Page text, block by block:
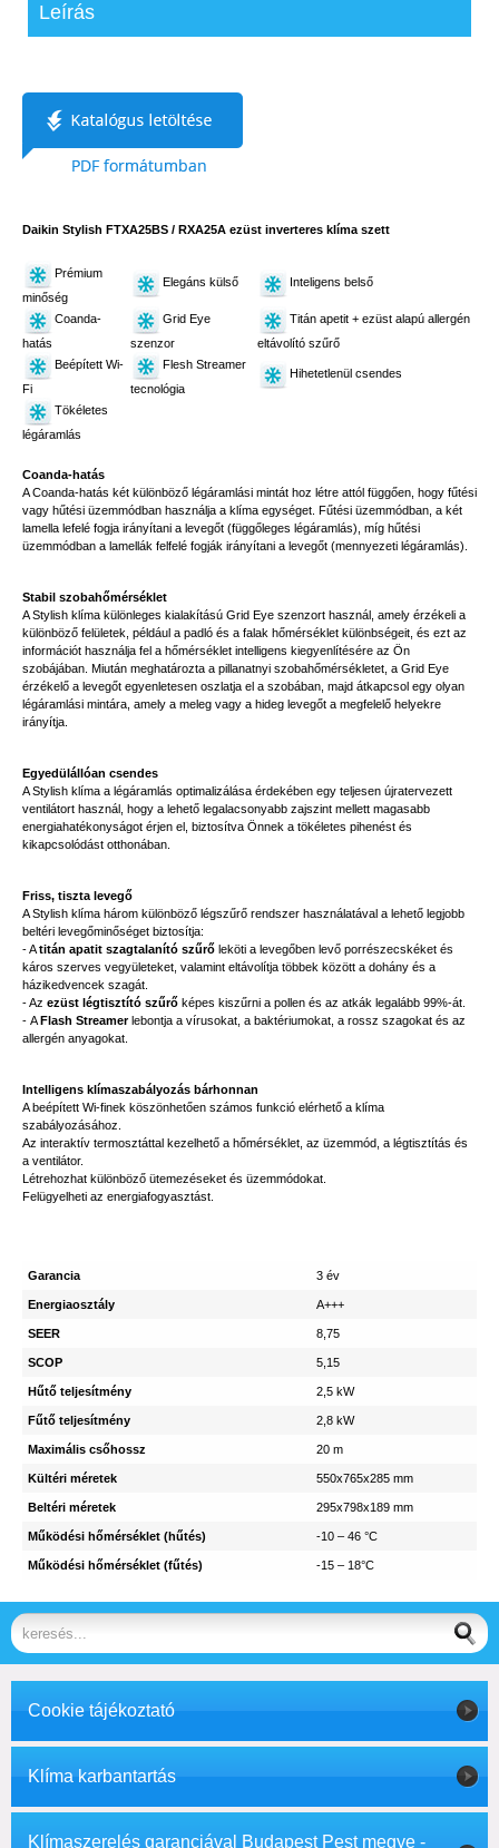
Leírás
Daikin Stylish FTXA25BS / RXA25A ezüst inverteres klíma szett
Prémium
minőség
Elegáns külső Inteligens belső
Coanda-
hatás
Grid Eye
szenzor
Titán apetit + ezüst alapú allergén
eltávolító szűrő
Beépített Wi-
Fi
Flesh Streamer
tecnológia
Hihetetlenül csendes
Tökéletes
légáramlás
Coanda-hatás
A Coanda-hatás két különböző légáramlási mintát hoz létre attól függően, hogy fűtési
vagy hűtési üzemmódban használja a klíma egységet. Fűtési üzemmódban, a két
lamella lefelé fogja irányítani a levegőt (függőleges légáramlás), míg hűtési
üzemmódban a lamellák felfelé fogják irányítani a levegőt (mennyezeti légáramlás).
Stabil szobahőmérséklet
A Stylish klíma különleges kialakítású Grid Eye szenzort használ, amely érzékeli a
különböző felületek, például a padló és a falak hőmérséklet különbségeit, és ezt az
információt használja fel a hőmérséklet intelligens kiegyenlítésére az Ön
szobájában. Miután meghatározta a pillanatnyi szobahőmérsékletet, a Grid Eye
érzékelő a levegőt egyenletesen oszlatja el a szobában, majd átkapcsol egy olyan
légáramlási mintára, amely a meleg vagy a hideg levegőt a megfelelő helyekre
irányítja.
Egyedülállóan csendes
A Stylish klíma a légáramlás optimalizálása érdekében egy teljesen újratervezett
ventilátort használ, hogy a lehető legalacsonyabb zajszint mellett magasabb
energiahatékonyságot érjen el, biztosítva Önnek a tökéletes pihenést és
kikapcsolódást otthonában.
Friss, tiszta levegő
A Stylish klíma három különböző légszűrő rendszer használatával a lehető legjobb
beltéri levegőminőséget biztosítja:
- Atitán apatit szagtalanító szűrő leköti a levegőben levő porrészecskéket és
káros szerves vegyületeket, valamint eltávolítja többek között a dohány és a
házikedvencek szagát.
- Az ezüst légtisztító szűrő képes kiszűrni a pollen és az atkák legalább 99%-át.
- AFlash Streamerlebontja a vírusokat, a baktériumokat, a rossz szagokat és az
allergén anyagokat.
Intelligens klímaszabályozás bárhonnan
A beépített Wi-finek köszönhetően számos funkció elérhető a klíma
szabályozásához.
Az interaktív termosztáttal kezelhető a hőmérséklet, az üzemmód, a légtisztítás és
a ventilátor.
Létrehozhat különböző ütemezéseket és üzemmódokat.
Felügyelheti az energiafogyasztást.
Garancia 3 év
Energiaosztály A+++
SEER 8,75
SCOP 5,15
Hűtő teljesítmény 2,5 kW
Fűtő teljesítmény 2,8 kW
Maximális csőhossz 20 m
Kültéri méretek 550x765x285 mm
Beltéri méretek 295x798x189 mm
Működési hőmérséklet (hűtés) -10 – 46 °C
Működési hőmérséklet (fűtés) -15 – 18°C
Cookie tájékoztató
Klíma karbantartás
Klímaszerelés garanciával Budapest Pest megye -